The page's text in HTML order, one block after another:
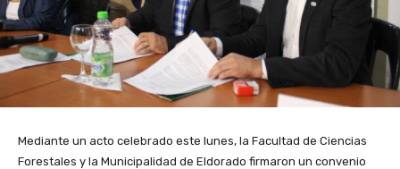
Mediante un acto celebrado este lunes, la Facultad de Ciencias
Forestales y la Municipalidad de Eldorado firmaron un convenio